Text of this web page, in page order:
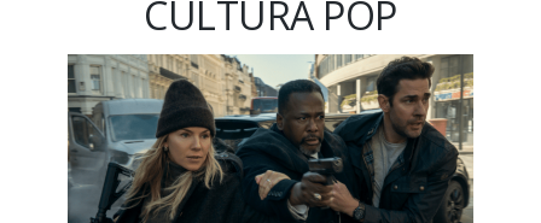
CULTURA POP